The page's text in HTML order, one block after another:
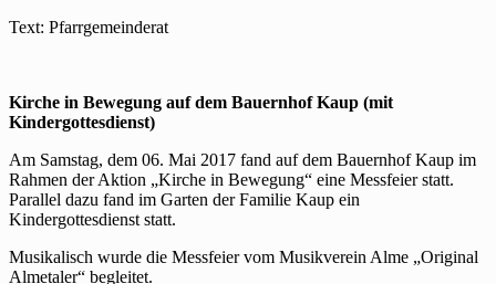
Text: Pfarrgemeinderat
Kirche in Bewegung auf dem Bauernhof Kaup (mit
Kindergottesdienst)
Am Samstag, dem 06. Mai 2017 fand auf dem Bauernhof Kaup im
Rahmen der Aktion „Kirche in Bewegung“ eine Messfeier statt.
Parallel dazu fand im Garten der Familie Kaup ein
Kindergottesdienst statt.
Musikalisch wurde die Messfeier vom Musikverein Alme „Original
Almetaler“ begleitet.